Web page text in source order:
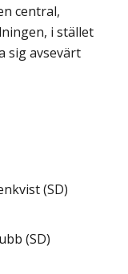
central,
i stället
sig avsevärt
(SD)
(SD)